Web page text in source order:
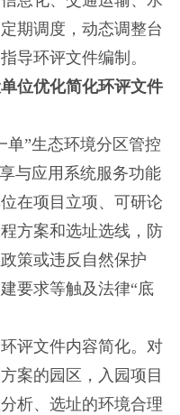
期调度，动态调整台
导环评文件编制。
位优化简化环评文件
单”生态环境分区管控
与应用系统服务功能
在项目立项、可研论
方案和选址选线，防
策或违反自然保护
要求等触及法律“底
评文件内容简化。对
案的园区，入园项目
析、选址的环境合理